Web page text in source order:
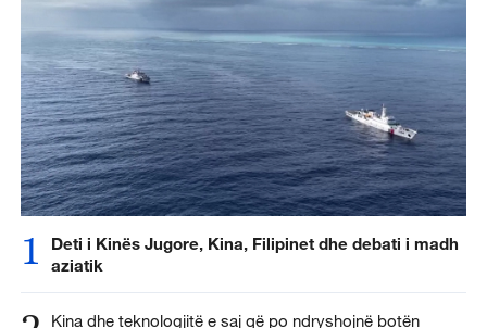
1
Deti i Kinës Jugore, Kina, Filipinet dhe debati i madh
aziatik
Kina dhe teknologjitë e saj që po ndryshojnë botën